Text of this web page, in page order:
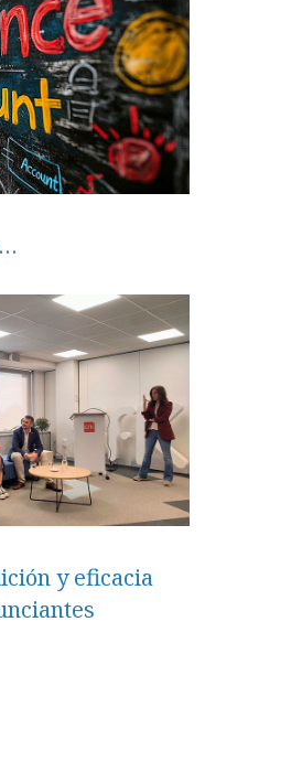
y eficacia